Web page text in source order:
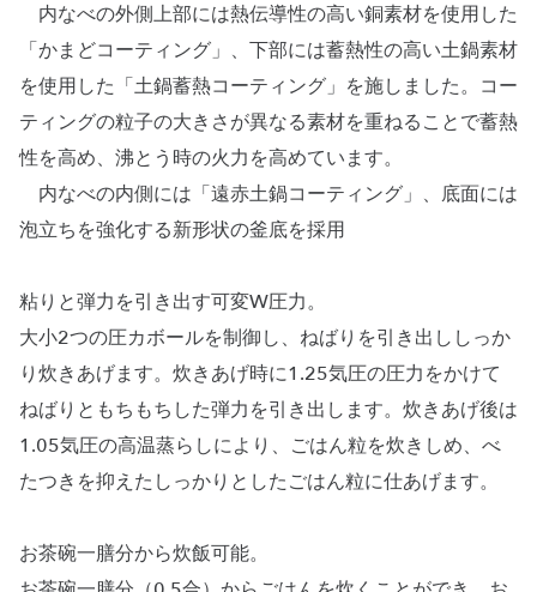
内なべの外側上部には熱伝導性の高い銅素材を使用した
「かまどコーティング」、下部には蓄熱性の高い土鍋素材
を使用した「土鍋蓄熱コーティング」を施しました。コー
ティングの粒子の大きさが異なる素材を重ねることで蓄熱
性を高め、沸とう時の火力を高めています。
内なべの内側には「遠赤土鍋コーティング」、底面には
泡立ちを強化する新形状の釜底を採用
粘りと弾力を引き出す可変W圧力。
大小2つの圧カボールを制御し、ねばりを引き出ししっか
り炊きあげます。炊きあげ時に1.25気圧の圧力をかけて
ねばりともちもちした弾力を引き出します。炊きあげ後は
1.05気圧の高温蒸らしにより、ごはん粒を炊きしめ、べ
たつきを抑えたしっかりとしたごはん粒に仕あげます。
お茶碗一膳分から炊飯可能。